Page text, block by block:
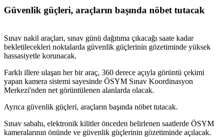
Güvenlik güçleri, araçların başında nöbet tutacak
Sınav nakil araçları, sınav günü dağıtıma çıkacağı saate kadar
bekletilecekleri noktalarda güvenlik güçlerinin gözetiminde yüksek
hassasiyetle korunacak.
Farklı illere ulaşan her bir araç, 360 derece açıyla görüntü çekimi
yapan kamera sistemi sayesinde ÖSYM Sınav Koordinasyon
Merkezi'nden net görüntülenen alanlarda olacak.
Ayrıca güvenlik güçleri, araçların başında nöbet tutacak.
Sınav sabahı, elektronik kilitler önceden belirlenen saatlerde ÖSYM
kameralarının önünde ve güvenlik güçlerinin gözetiminde açılacak.